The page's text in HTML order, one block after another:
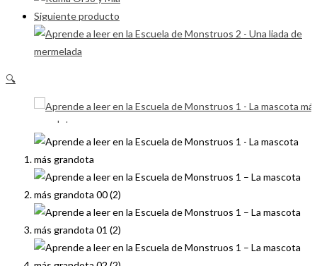
Siguiente producto
🔍